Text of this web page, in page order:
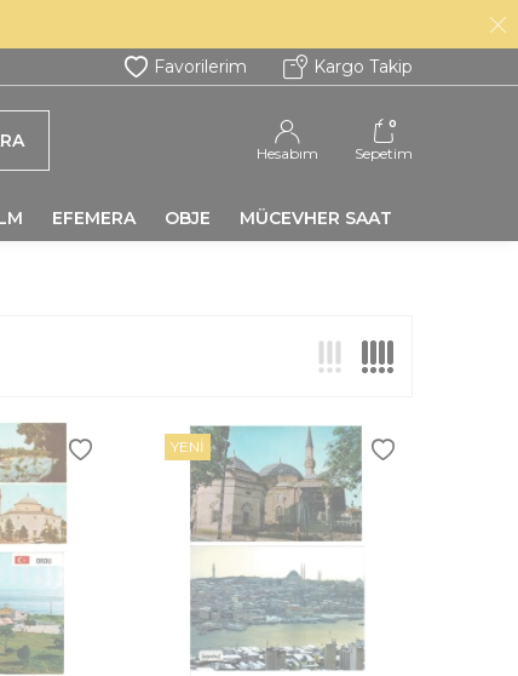
Favorilerim Kargo Takip
Hesabım
0
Sepetim
EFEMERA OBJE MÜCEVHER SAAT
YENI